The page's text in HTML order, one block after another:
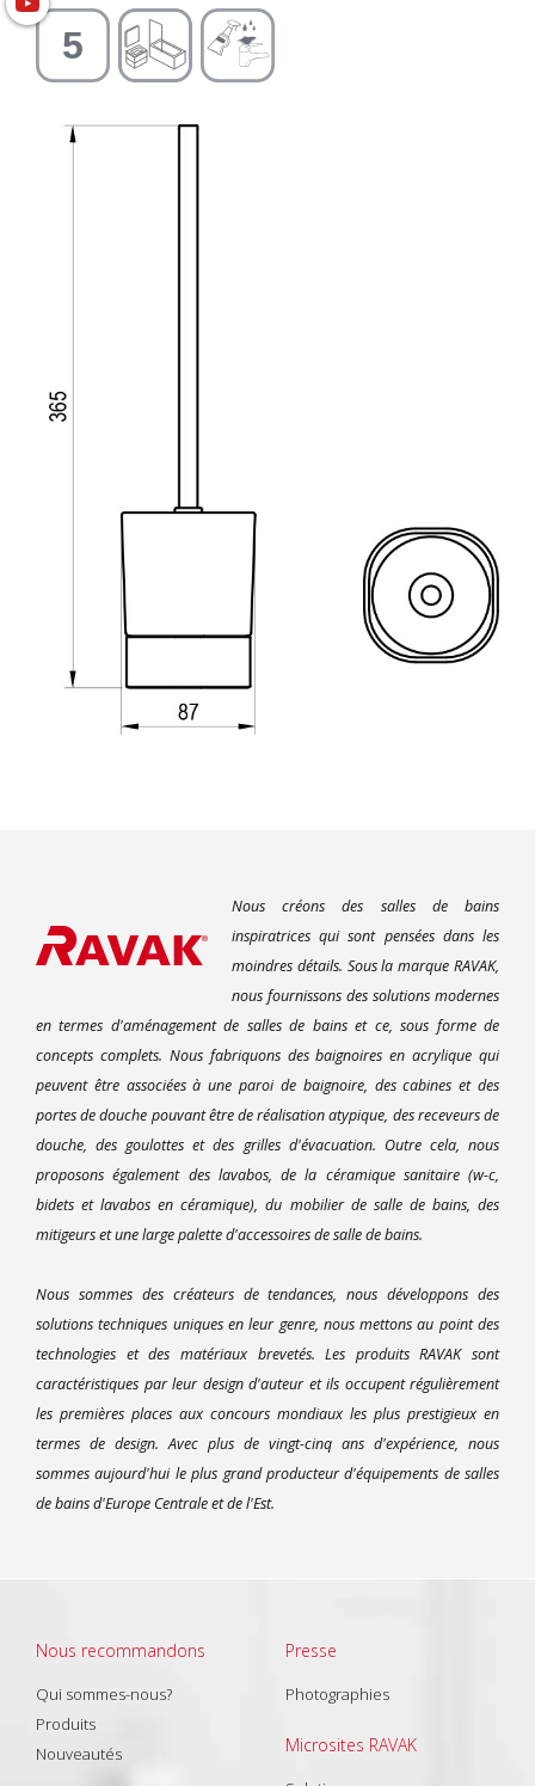
Nous créons des salles de bains
inspiratrices qui sont pensées dans les
moindres détails. Sous la marque RAVAK,
nous fournissons des solutions modernes
en termes d'aménagement de salles de bains et ce, sous forme de
concepts complets. Nous fabriquons des baignoires en acrylique qui
peuvent être associées à une paroi de baignoire, des cabines et des
portes de douche pouvant être de réalisation atypique, des receveurs de
douche, des goulottes et des grilles d'évacuation. Outre cela, nous
proposons également des lavabos, de la céramique sanitaire (w-c,
bidets et lavabos en céramique), du mobilier de salle de bains, des
mitigeurs et une large palette d'accessoires de salle de bains.
Nous sommes des créateurs de tendances, nous développons des
solutions techniques uniques en leur genre, nous mettons au point des
technologies et des matériaux brevetés. Les produits RAVAK sont
caractéristiques par leur design d'auteur et ils occupent régulièrement
les premières places aux concours mondiaux les plus prestigieux en
termes de design. Avec plus de vingt-cinq ans d'expérience, nous
sommes aujourd'hui le plus grand producteur d'équipements de salles
de bains d'Europe Centrale et de l'Est.
Nous recommandons
Qui sommes-nous?
Produits
Nouveautés
Presse
Photographies
Microsites RAVAK